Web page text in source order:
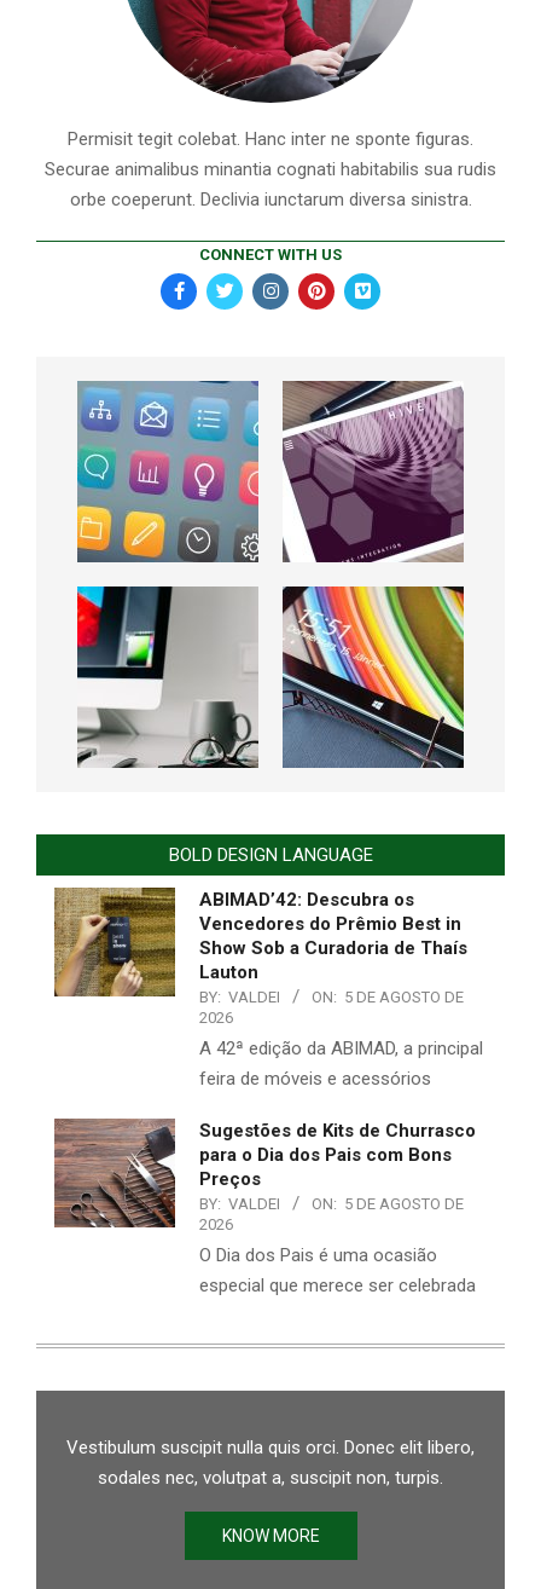
Permisit tegit colebat. Hanc inter ne sponte figuras.
Securae animalibus minantia cognati habitabilis sua rudis
orbe coeperunt. Declivia iunctarum diversa sinistra.
CONNECT WITH US
BOLD DESIGN LANGUAGE
ABIMAD’42: Descubra os
Vencedores do Prêmio Best in
Show Sob a Curadoria de Thaís
Lauton
BY: VALDEI ON: 5 DE AGOSTO DE
2026
A 42ª edição da ABIMAD, a principal
feira de móveis e acessórios
Sugestões de Kits de Churrasco
para o Dia dos Pais com Bons
Preços
BY: VALDEI ON: 5 DE AGOSTO DE
2026
O Dia dos Pais é uma ocasião
especial que merece ser celebrada
Vestibulum suscipit nulla quis orci. Donec elit libero,
sodales nec, volutpat a, suscipit non, turpis.
KNOW MORE